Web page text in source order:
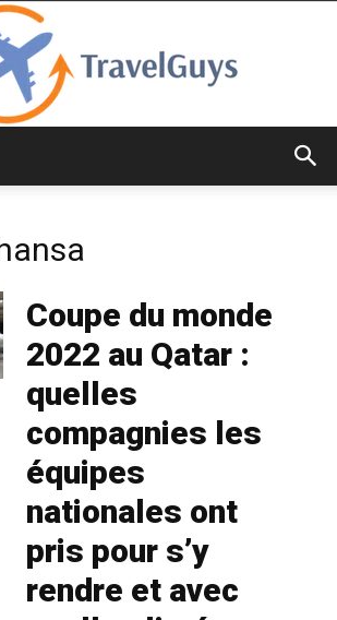
Coupe du monde
2022 au Qatar :
quelles
compagnies les
équipes
nationales ont
pris pour s’y
rendre et avec